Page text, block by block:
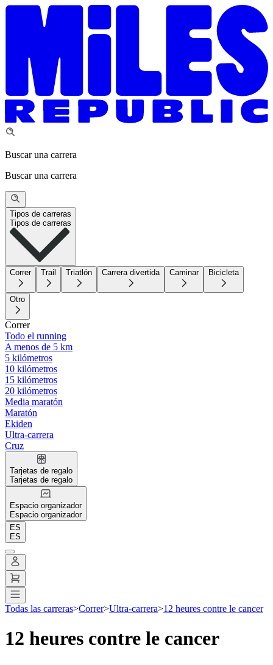
Buscar una carrera
Buscar una carrera
Tipos de carreras
Tipos de carreras
Correr Trail Triatlón Carrera divertida Caminar Bicicleta
Otro
Correr
Todo el running
A menos de 5 km
5 kilómetros
10 kilómetros
15 kilómetros
20 kilómetros
Media maratón
Maratón
Ekiden
Ultra-carrera
Cruz
Tarjetas de regalo
Tarjetas de regalo
Espacio organizador
Espacio organizador
ES
ES
Todas las carreras>Correr>Ultra-carrera>12 heures contre le cancer
12 heures contre le cancer